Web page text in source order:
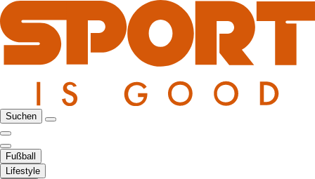
Suchen
Fußball
Lifestyle